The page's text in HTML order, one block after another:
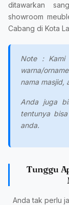
ditawarkan
showroom
Cabang di Kota
Note : Kami
warna/
nama masjid,
Anda juga
tentunya
anda.
Tunggu
Anda tak perlu